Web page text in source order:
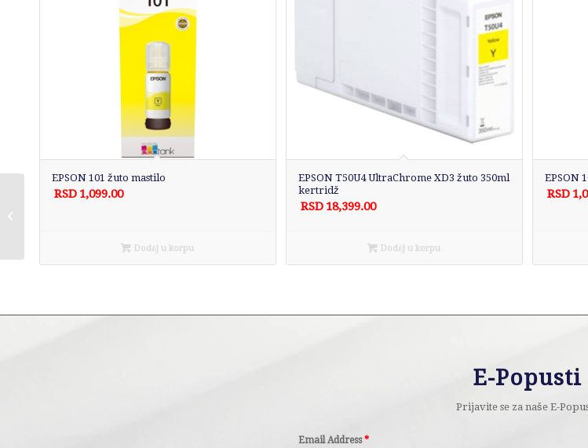
EPSON 101 žuto mastilo
RSD 1,099.00
Dodaj u korpu
EPSON T50U4 UltraChrome XD3 žuto 350ml
kertridž
RSD 18,399.00
Dodaj u korpu
EPSON
RSD
E-Popusti
Prijavite se za naše E-
Email Address*
AMD Ryzen 9 5950X 16